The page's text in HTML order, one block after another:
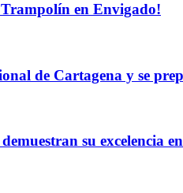
en Envigado!
de Cartagena y se
su excelencia